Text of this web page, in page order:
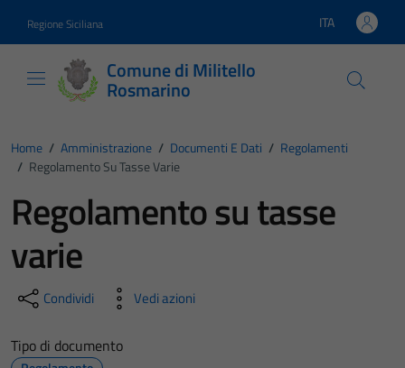
Regione Siciliana Lingua attiva:
ITA
Comune di Militello
Rosmarino
Home / Amministrazione / Documenti E Dati / Regolamenti
/ Regolamento Su Tasse Varie
Regolamento su tasse
varie
Condividi Vedi azioni
Tipo di documento